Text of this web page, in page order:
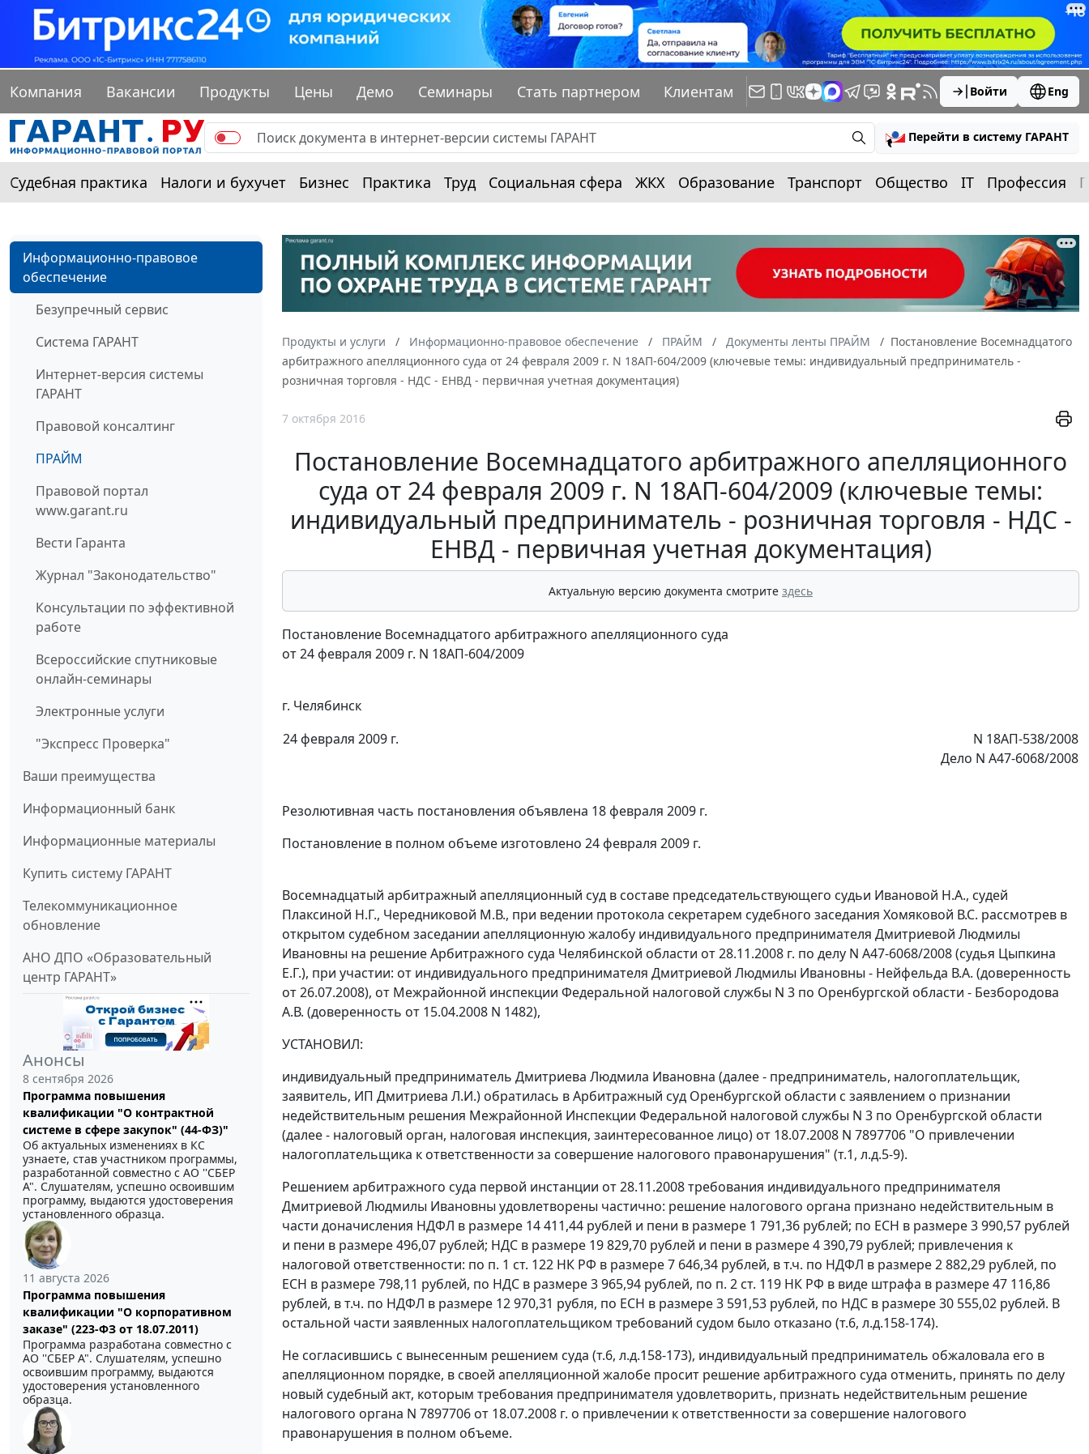
Компания Вакансии Продукты Цены Демо Семинары Стать партнером Клиентам Войти Eng
Перейти в систему ГАРАНТ
Судебная практика Налоги и бухучет Бизнес Практика Труд Социальная сфера ЖКХ Образование Транспорт Общество IT Профессия
Информационно-правовое
обеспечение
Безупречный сервис
Система ГАРАНТ
Интернет-версия системы
ГАРАНТ
Правовой консалтинг
ПРАЙМ
Правовой портал
www.garant.ru
Вести Гаранта
Журнал "Законодательство"
Консультации по эффективной
работе
Всероссийские спутниковые
онлайн-семинары
Электронные услуги
"Экспресс Проверка"
Ваши преимущества
Информационный банк
Информационные материалы
Купить систему ГАРАНТ
Телекоммуникационное
обновление
АНО ДПО «Образовательный
центр ГАРАНТ»
Анонсы
8 сентября 2026
Программа повышения
квалификации "О контрактной
системе в сфере закупок" (44-ФЗ)"
Об актуальных изменениях в КС
узнаете, став участником программы,
разработанной совместно с АО ''СБЕР
А". Слушателям, успешно освоившим
программу, выдаются удостоверения
установленного образца.
11 августа 2026
Программа повышения
квалификации "О корпоративном
заказе" (223-ФЗ от 18.07.2011)
Программа разработана совместно с
АО ''СБЕР А". Слушателям, успешно
освоившим программу, выдаются
удостоверения установленного
образца.
Продукты и услуги Информационно-правовое обеспечение ПРАЙМ Документы ленты ПРАЙМ
Постановление Восемнадцатого
арбитражного апелляционного суда от 24 февраля 2009 г. N 18АП-604/2009 (ключевые темы: индивидуальный предприниматель -
розничная торговля - НДС - ЕНВД - первичная учетная документация)
7 октября 2016
Постановление Восемнадцатого арбитражного апелляционного
суда от 24 февраля 2009 г. N 18АП-604/2009 (ключевые темы:
индивидуальный предприниматель - розничная торговля - НДС -
ЕНВД - первичная учетная документация)
Актуальную версию документа смотрите здесь
Постановление Восемнадцатого арбитражного апелляционного суда
от 24 февраля 2009 г. N 18АП-604/2009
г. Челябинск
24 февраля 2009 г.
N 18АП-538/2008
Дело N А47-6068/2008
Резолютивная часть постановления объявлена 18 февраля 2009 г.
Постановление в полном объеме изготовлено 24 февраля 2009 г.
Восемнадцатый арбитражный апелляционный суд в составе председательствующего судьи Ивановой Н.А., судей
Плаксиной Н.Г., Чередниковой М.В., при ведении протокола секретарем судебного заседания Хомяковой В.С. рассмотрев в
открытом судебном заседании апелляционную жалобу индивидуального предпринимателя Дмитриевой Людмилы
Ивановны на решение Арбитражного суда Челябинской области от 28.11.2008 г. по делу N А47-6068/2008 (судья Цыпкина
Е.Г.), при участии: от индивидуального предпринимателя Дмитриевой Людмилы Ивановны - Нейфельда В.А. (доверенность
от 26.07.2008), от Межрайонной инспекции Федеральной налоговой службы N 3 по Оренбургской области - Безбородова
А.В. (доверенность от 15.04.2008 N 1482),
УСТАНОВИЛ:
индивидуальный предприниматель Дмитриева Людмила Ивановна (далее - предприниматель, налогоплательщик,
заявитель, ИП Дмитриева Л.И.) обратилась в Арбитражный суд Оренбургской области с заявлением о признании
недействительным решения Межрайонной Инспекции Федеральной налоговой службы N 3 по Оренбургской области
(далее - налоговый орган, налоговая инспекция, заинтересованное лицо) от 18.07.2008 N 7897706 "О привлечении
налогоплательщика к ответственности за совершение налогового правонарушения" (т.1, л.д.5-9).
Решением арбитражного суда первой инстанции от 28.11.2008 требования индивидуального предпринимателя
Дмитриевой Людмилы Ивановны удовлетворены частично: решение налогового органа признано недействительным в
части доначисления НДФЛ в размере 14 411,44 рублей и пени в размере 1 791,36 рублей; по ЕСН в размере 3 990,57 рублей
и пени в размере 496,07 рублей; НДС в размере 19 829,70 рублей и пени в размере 4 390,79 рублей; привлечения к
налоговой ответственности: по п. 1 ст. 122 НК РФ в размере 7 646,34 рублей, в т.ч. по НДФЛ в размере 2 882,29 рублей, по
ЕСН в размере 798,11 рублей, по НДС в размере 3 965,94 рублей, по п. 2 ст. 119 НК РФ в виде штрафа в размере 47 116,86
рублей, в т.ч. по НДФЛ в размере 12 970,31 рубля, по ЕСН в размере 3 591,53 рублей, по НДС в размере 30 555,02 рублей. В
остальной части заявленных налогоплательщиком требований судом было отказано (т.6, л.д.158-174).
Не согласившись с вынесенным решением суда (т.6, л.д.158-173), индивидуальный предприниматель обжаловала его в
апелляционном порядке, в своей апелляционной жалобе просит решение арбитражного суда отменить, принять по делу
новый судебный акт, которым требования предпринимателя удовлетворить, признать недействительным решение
налогового органа N 7897706 от 18.07.2008 г. о привлечении к ответственности за совершение налогового
правонарушения в полном объеме.